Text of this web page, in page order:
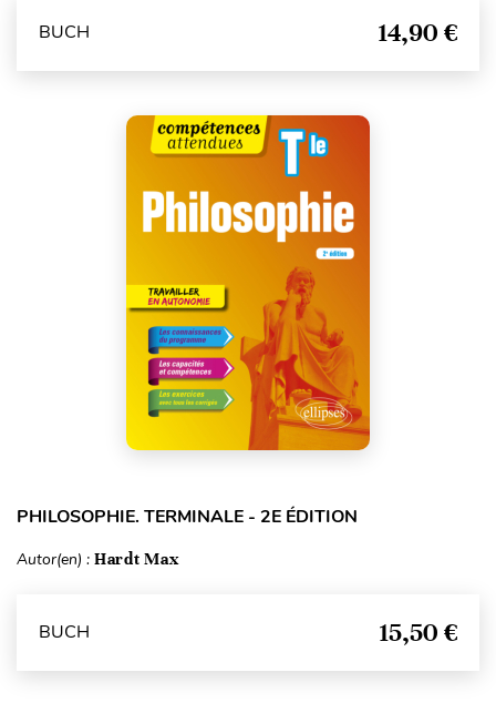
BUCH 14,90 €
PHILOSOPHIE. TERMINALE - 2E ÉDITION
Autor(en) : Hardt Max
BUCH 15,50 €